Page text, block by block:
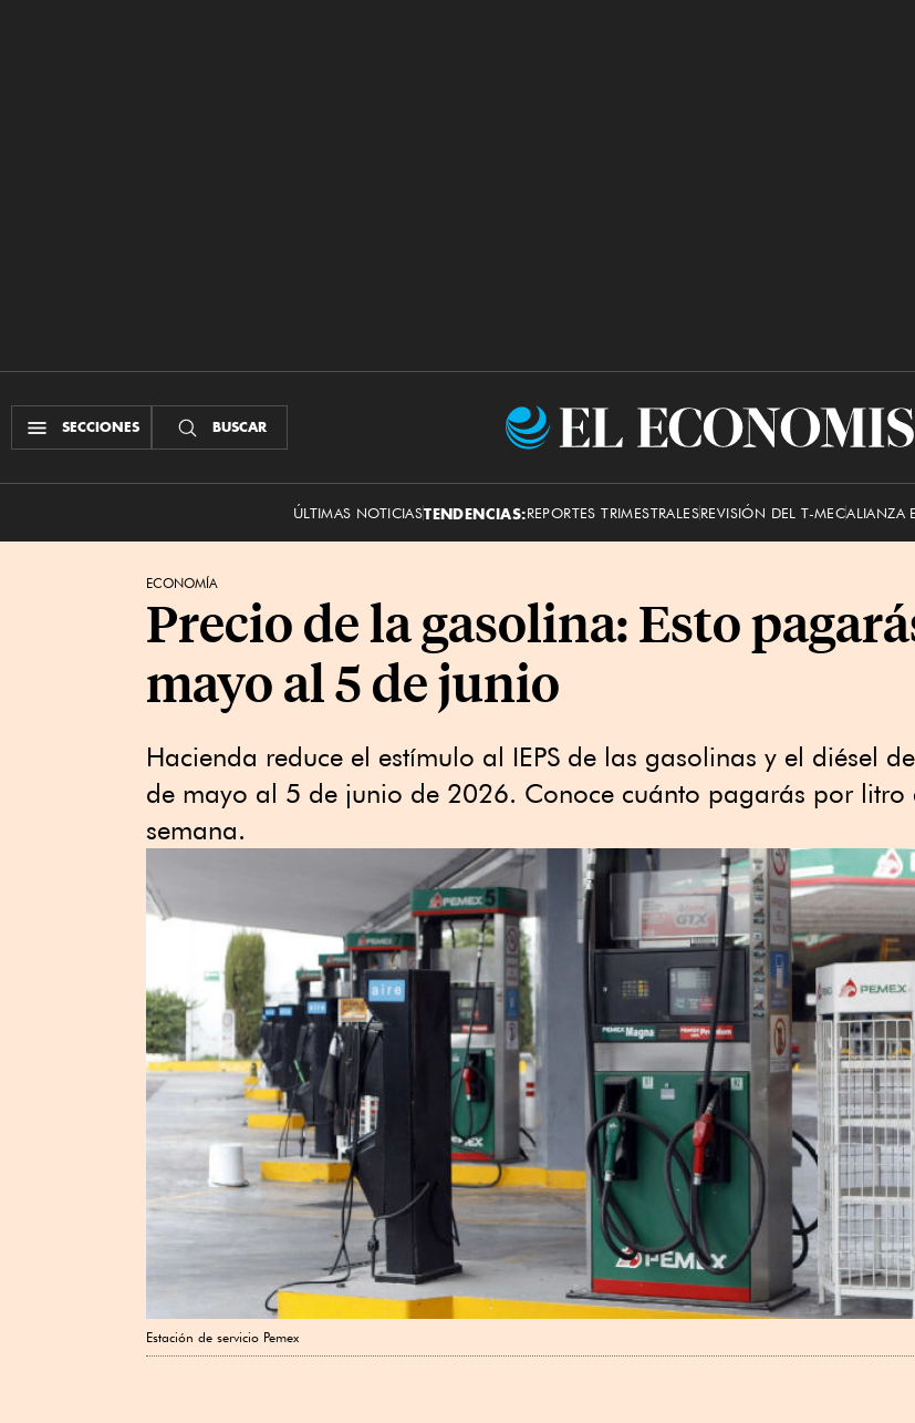
SECCIONES BUSCAR
El
ÚLTIMAS NOTICIASTENDENCIAS:REPORTES TRIMESTRALESREVISIÓN DEL T-MECALIANZA
ECONOMÍA
Precio de la gasolina: Esto
mayo al 5 de junio
Hacienda reduce el estímulo al IEPS de las gasolinas y el diésel
de mayo al 5 de junio de 2026. Conoce cuánto pagarás por litro
semana.
Estación de servicio Pemex